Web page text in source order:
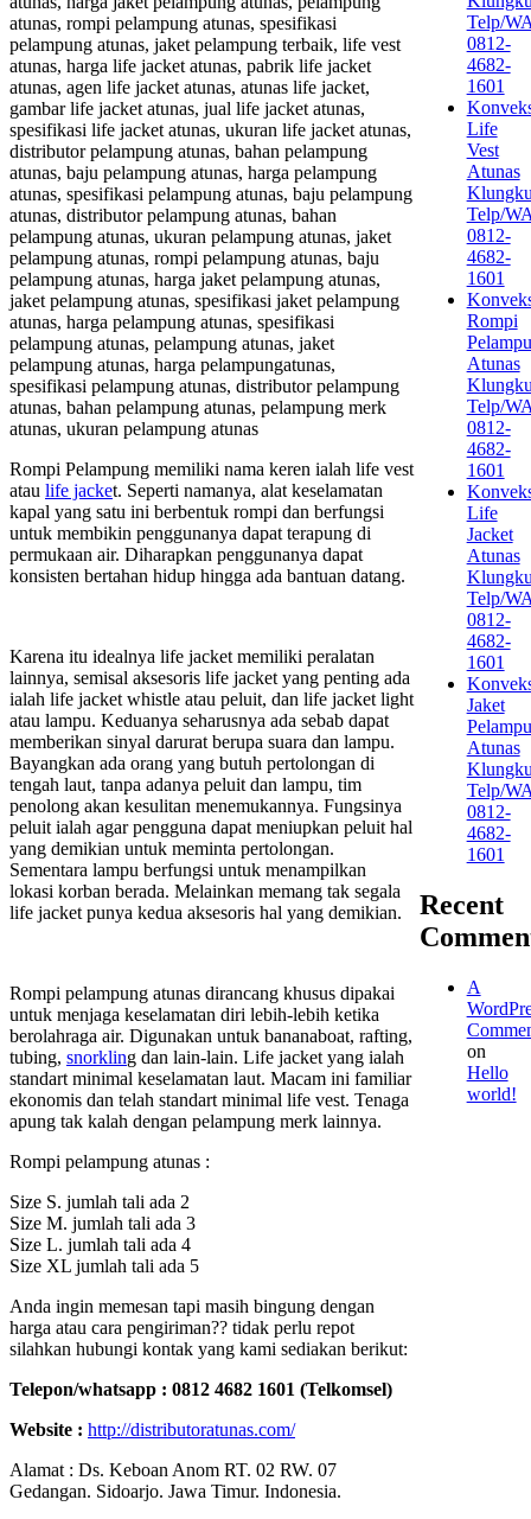
atunas, rompi pelampung atunas, spesifikasi
pelampung atunas, jaket pelampung terbaik, life vest
atunas, harga life jacket atunas, pabrik life jacket
atunas, agen life jacket atunas, atunas life jacket,
gambar life jacket atunas, jual life jacket atunas,
spesifikasi life jacket atunas, ukuran life jacket atunas,
distributor pelampung atunas, bahan pelampung
atunas, baju pelampung atunas, harga pelampung
atunas, spesifikasi pelampung atunas, baju pelampung
atunas, distributor pelampung atunas, bahan
pelampung atunas, ukuran pelampung atunas, jaket
pelampung atunas, rompi pelampung atunas, baju
pelampung atunas, harga jaket pelampung atunas,
jaket pelampung atunas, spesifikasi jaket pelampung
atunas, harga pelampung atunas, spesifikasi
pelampung atunas, pelampung atunas, jaket
pelampung atunas, harga pelampungatunas,
spesifikasi pelampung atunas, distributor pelampung
atunas, bahan pelampung atunas, pelampung merk
atunas, ukuran pelampung atunas
Rompi Pelampung memiliki nama keren ialah life vest
atau life jacket. Seperti namanya, alat keselamatan
kapal yang satu ini berbentuk rompi dan berfungsi
untuk membikin penggunanya dapat terapung di
permukaan air. Diharapkan penggunanya dapat
konsisten bertahan hidup hingga ada bantuan datang.
Karena itu idealnya life jacket memiliki peralatan
lainnya, semisal aksesoris life jacket yang penting ada
ialah life jacket whistle atau peluit, dan life jacket light
atau lampu. Keduanya seharusnya ada sebab dapat
memberikan sinyal darurat berupa suara dan lampu.
Bayangkan ada orang yang butuh pertolongan di
tengah laut, tanpa adanya peluit dan lampu, tim
penolong akan kesulitan menemukannya. Fungsinya
peluit ialah agar pengguna dapat meniupkan peluit hal
yang demikian untuk meminta pertolongan.
Sementara lampu berfungsi untuk menampilkan
lokasi korban berada. Melainkan memang tak segala
life jacket punya kedua aksesoris hal yang demikian.
Rompi pelampung atunas dirancang khusus dipakai
untuk menjaga keselamatan diri lebih-lebih ketika
berolahraga air. Digunakan untuk bananaboat, rafting,
tubing, snorkling dan lain-lain. Life jacket yang ialah
standart minimal keselamatan laut. Macam ini familiar
ekonomis dan telah standart minimal life vest. Tenaga
apung tak kalah dengan pelampung merk lainnya.
Rompi pelampung atunas :
Size S. jumlah tali ada 2
Size M. jumlah tali ada 3
Size L. jumlah tali ada 4
Size XL jumlah tali ada 5
Anda ingin memesan tapi masih bingung dengan
harga atau cara pengiriman?? tidak perlu repot
silahkan hubungi kontak yang kami sediakan berikut:
Telepon/whatsapp : 0812 4682 1601 (Telkomsel)
Website : http://distributoratunas.com/
Alamat : Ds. Keboan Anom RT. 02 RW. 07
Gedangan. Sidoarjo. Jawa Timur. Indonesia.
Telp/
0812-
4682-
1601
Life
Vest
Atunas
Telp/
0812-
4682-
1601
Rompi
Atunas
Telp/
0812-
4682-
1601
Life
Jacket
Atunas
Telp/
0812-
4682-
1601
Jaket
Atunas
Telp/
0812-
4682-
1601
Recent
A
on
Hello
world!